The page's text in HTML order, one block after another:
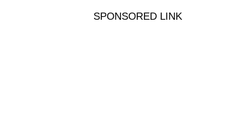
SPONSORED LINK